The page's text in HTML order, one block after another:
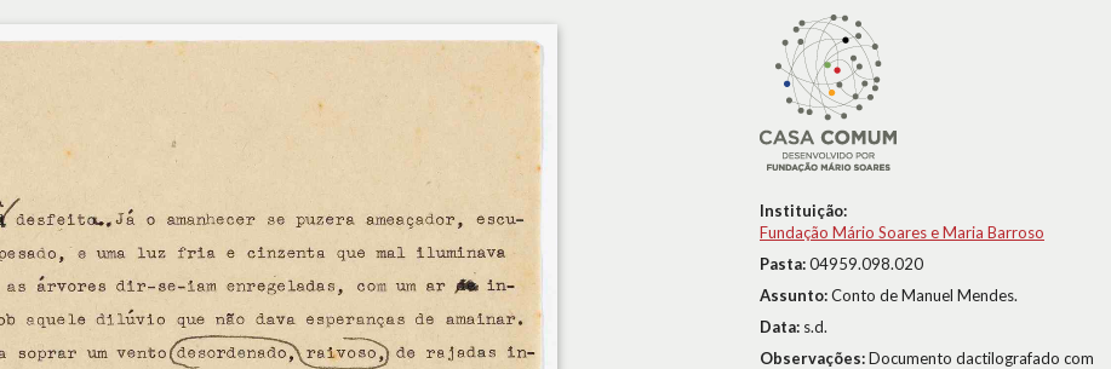
Instituição:
Fundação Mário Soares e Maria Barroso
Pasta:04959.098.020
Assunto:Conto de Manuel Mendes.
Data: s.d.
Observações:Documento dactilografado com